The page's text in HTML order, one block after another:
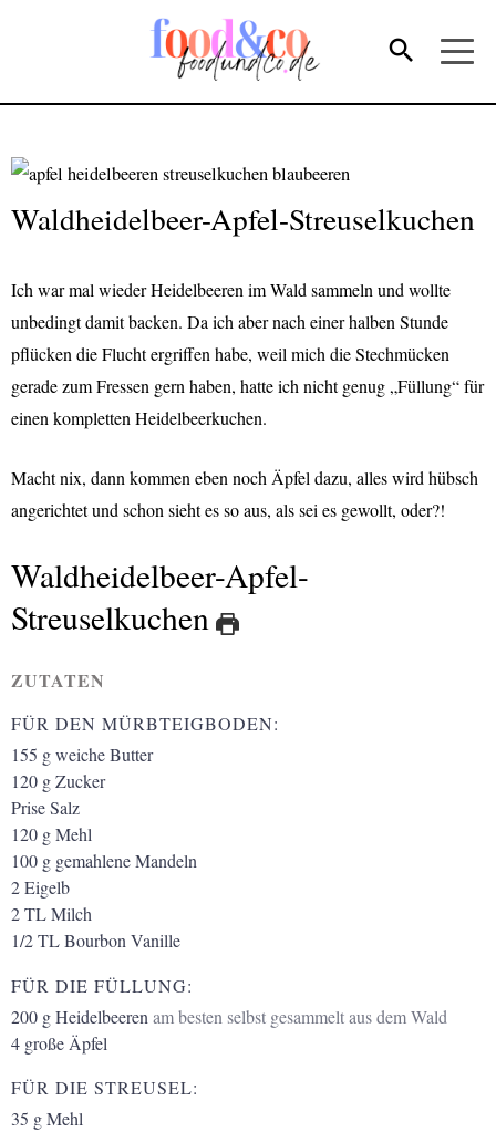
Waldheidelbeer-Apfel-Streuselkuchen
Ich war mal wieder Heidelbeeren im Wald sammeln und wollte
unbedingt damit backen. Da ich aber nach einer halben Stunde
pflücken die Flucht ergriffen habe, weil mich die Stechmücken
gerade zum Fressen gern haben, hatte ich nicht genug „Füllung“ für
einen kompletten Heidelbeerkuchen.
Macht nix, dann kommen eben noch Äpfel dazu, alles wird hübsch
angerichtet und schon sieht es so aus, als sei es gewollt, oder?!
Waldheidelbeer-Apfel-
Streuselkuchen
ZUTATEN
FÜR DEN MÜRBTEIGBODEN:
155 gweiche Butter
120 gZucker
Prise Salz
120 gMehl
100 g gemahlene Mandeln
2Eigelb
2TLMilch
1/2TLBourbon Vanille
FÜR DIE FÜLLUNG:
200 gHeidelbeeren am besten selbst gesammelt aus dem Wald
4 große Äpfel
FÜR DIE STREUSEL:
35 gMehl